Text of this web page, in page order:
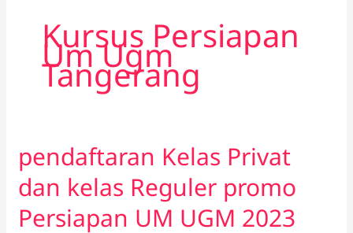
Kursus Persiapan
Um Ugm
Tangerang
pendaftaran Kelas Privat
dan kelas Reguler promo
Persiapan UM UGM 2023
pendaftaran
Kelas
Privat
dan
kelas